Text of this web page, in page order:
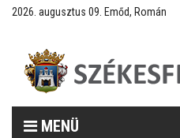
2026. augusztus 09. Emőd, Román
MENÜ